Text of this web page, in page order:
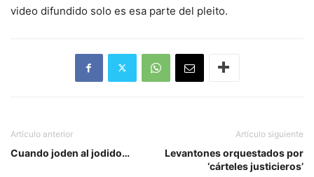
video difundido solo es esa parte del pleito.
Artículo anterior
Cuando joden al jodido…
Artículo siguiente
Levantones orquestados por
‘cárteles justicieros’